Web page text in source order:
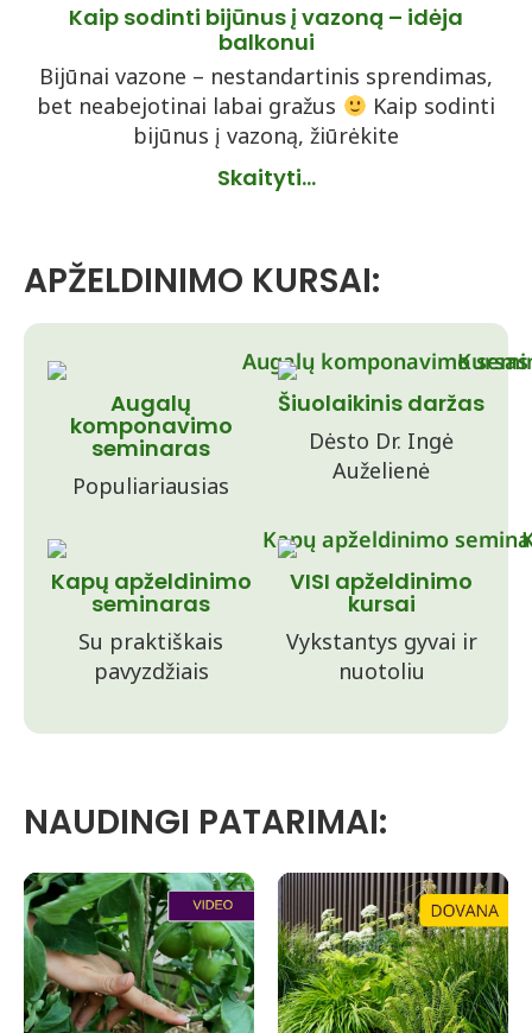
Kaip sodinti bijūnus į vazoną – idėja
balkonui
Bijūnai vazone – nestandartinis sprendimas,
bet neabejotinai labai gražus
Kaip sodinti
bijūnus į vazoną, žiūrėkite
Skaityti...
APŽELDINIMO KURSAI:
Augalų
komponavimo
seminaras
Populiariausias
Šiuolaikinis daržas
Dėsto Dr. Ingė
Auželienė
Kapų apželdinimo
seminaras
Su praktiškais
pavyzdžiais
VISI apželdinimo
kursai
Vykstantys gyvai ir
nuotoliu
NAUDINGI PATARIMAI: